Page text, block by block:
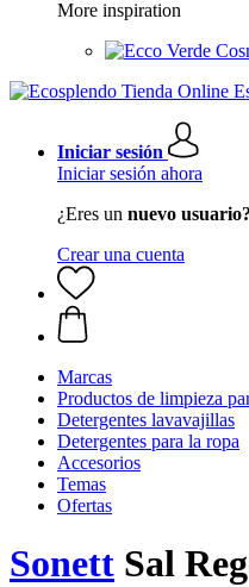
More inspiration
Iniciar sesión
Iniciar sesión ahora
¿Eres un nuevo usuario?
Crear una cuenta
Marcas
Productos de limpieza
Detergentes lavavajillas
Detergentes para la ropa
Accesorios
Temas
Ofertas
Sonett Sal